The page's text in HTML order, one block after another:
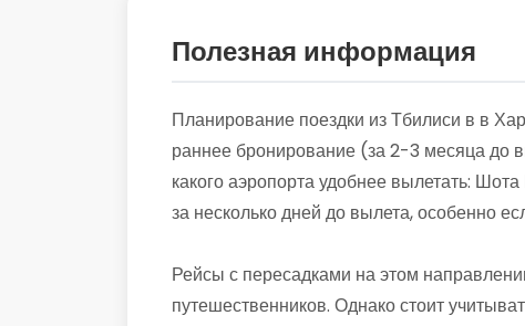
Полезная информация
Планирование поездки из Тбилиси в в
раннее бронирование (за 2-3 месяца до
какого аэропорта удобнее вылетать:
за несколько дней до вылета, особенно
Рейсы с пересадками на этом
путешественников. Однако стоит